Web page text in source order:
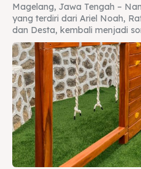
Magelang, Jawa Tengah –
yang terdiri dari Ariel Noah,
dan Desta, kembali menjadi